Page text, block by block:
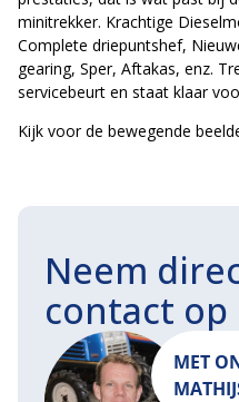
minitrekker. Krachtige
Complete driepuntshef,
gearing, Sper, Aftakas, enz.
servicebeurt en staat klaar
Kijk voor de bewegende
Neem
contact op
MET